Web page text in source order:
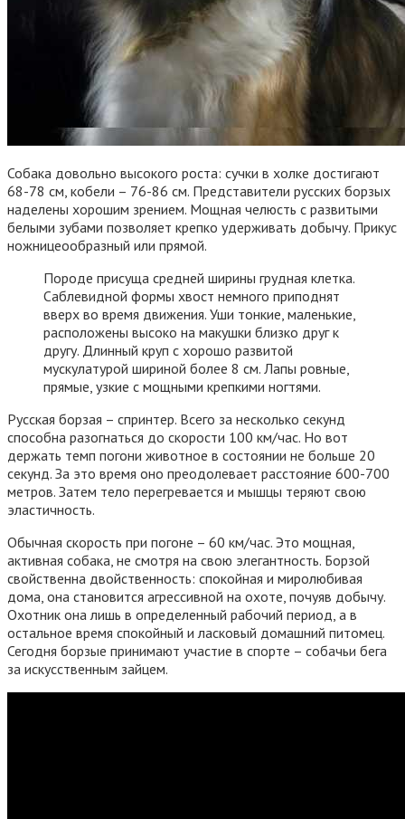
Собака довольно высокого роста: сучки в холке достигают
68-78 см, кобели – 76-86 см. Представители русских борзых
наделены хорошим зрением. Мощная челюсть с развитыми
белыми зубами позволяет крепко удерживать добычу. Прикус
ножницеообразный или прямой.
Породе присуща средней ширины грудная клетка.
Саблевидной формы хвост немного приподнят
вверх во время движения. Уши тонкие, маленькие,
расположены высоко на макушки близко друг к
другу. Длинный круп с хорошо развитой
мускулатурой шириной более 8 см. Лапы ровные,
прямые, узкие с мощными крепкими ногтями.
Русская борзая – спринтер. Всего за несколько секунд
способна разогнаться до скорости 100 км/час. Но вот
держать темп погони животное в состоянии не больше 20
секунд. За это время оно преодолевает расстояние 600-700
метров. Затем тело перегревается и мышцы теряют свою
эластичность.
Обычная скорость при погоне – 60 км/час. Это мощная,
активная собака, не смотря на свою элегантность. Борзой
свойственна двойственность: спокойная и миролюбивая
дома, она становится агрессивной на охоте, почуяв добычу.
Охотник она лишь в определенный рабочий период, а в
остальное время спокойный и ласковый домашний питомец.
Сегодня борзые принимают участие в спорте – собачьи бега
за искусственным зайцем.